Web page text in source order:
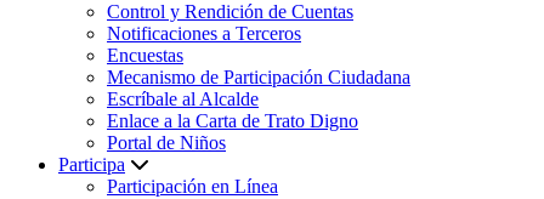
Control y Rendición de Cuentas
Notificaciones a Terceros
Encuestas
Mecanismo de Participación Ciudadana
Escríbale al Alcalde
Enlace a la Carta de Trato Digno
Portal de Niños
Participa
Participación en Línea